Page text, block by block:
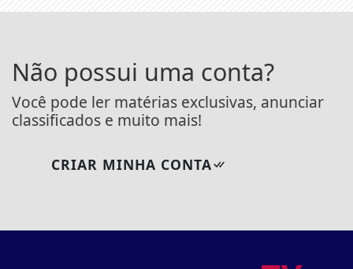
Não possui uma conta?
Você pode ler matérias exclusivas, anunciar
classificados e muito mais!
CRIAR MINHA CONTA